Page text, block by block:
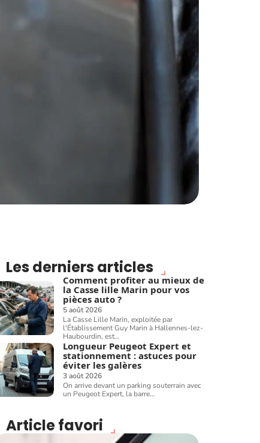
Les derniers articles
Comment profiter au mieux de
la Casse lille Marin pour vos
pièces auto ?
5 août 2026
La Casse Lille Marin, exploitée par
l'Établissement Guy Marin à Hallennes-lez-
Haubourdin, est…
Longueur Peugeot Expert et
stationnement : astuces pour
éviter les galères
3 août 2026
On arrive devant un parking souterrain avec
un Peugeot Expert, la barre…
Article favori